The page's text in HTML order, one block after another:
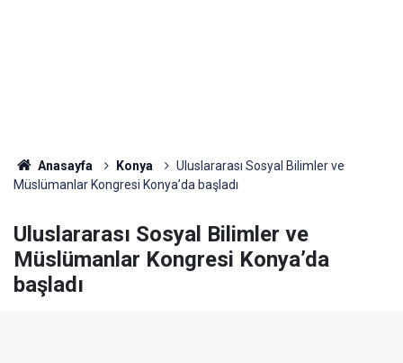
Anasayfa Konya
Uluslararası Sosyal Bilimler ve
Müslümanlar Kongresi Konya’da başladı
Uluslararası Sosyal Bilimler ve
Müslümanlar Kongresi Konya’da
başladı